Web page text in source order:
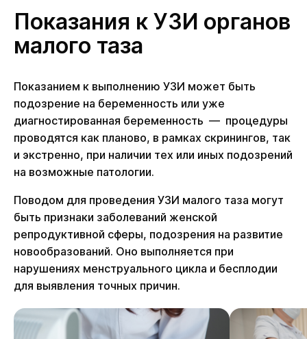
Показания к УЗИ органов
малого таза
Показанием к выполнению УЗИ может быть
подозрение на беременность или уже
диагностированная беременность — процедуры
проводятся как планово, в рамках скринингов, так
и экстренно, при наличии тех или иных подозрений
на возможные патологии.
Поводом для проведения УЗИ малого таза могут
быть признаки заболеваний женской
репродуктивной сферы, подозрения на развитие
новообразований. Оно выполняется при
нарушениях менструального цикла и бесплодии
для выявления точных причин.